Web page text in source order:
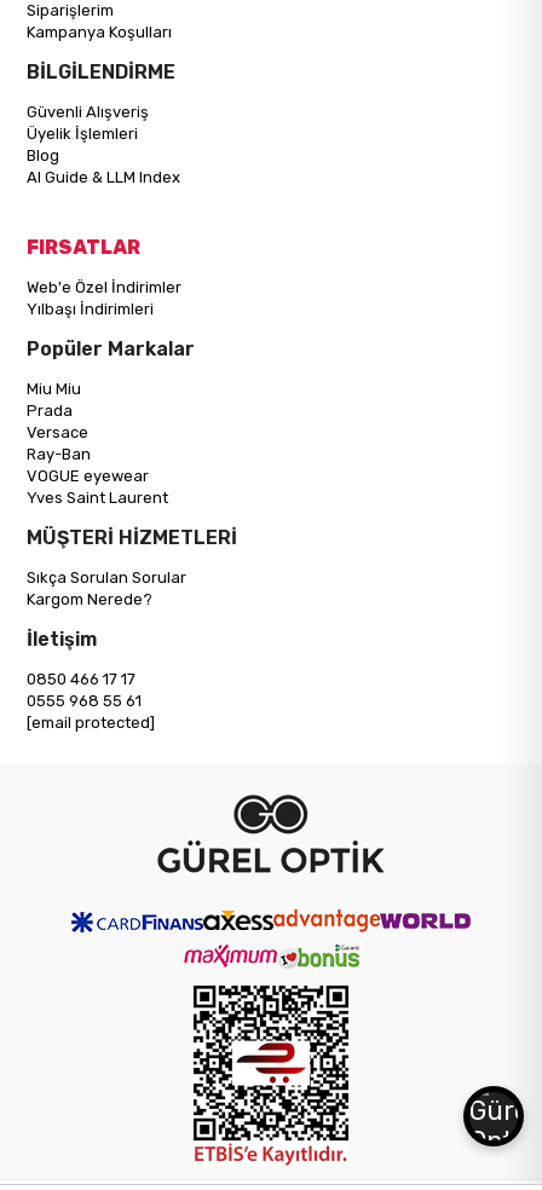
Siparişlerim
Kampanya Koşulları
BİLGİLENDİRME
Güvenli Alışveriş
Üyelik İşlemleri
Blog
AI Guide & LLM Index
FIRSATLAR
Web'e Özel İndirimler
Yılbaşı İndirimleri
Popüler Markalar
Miu Miu
Prada
Versace
Ray-Ban
VOGUE eyewear
Yves Saint Laurent
MÜŞTERİ HİZMETLERİ
Sıkça Sorulan Sorular
Kargom Nerede?
İletişim
0850 466 17 17
0555 968 55 61
[email protected]